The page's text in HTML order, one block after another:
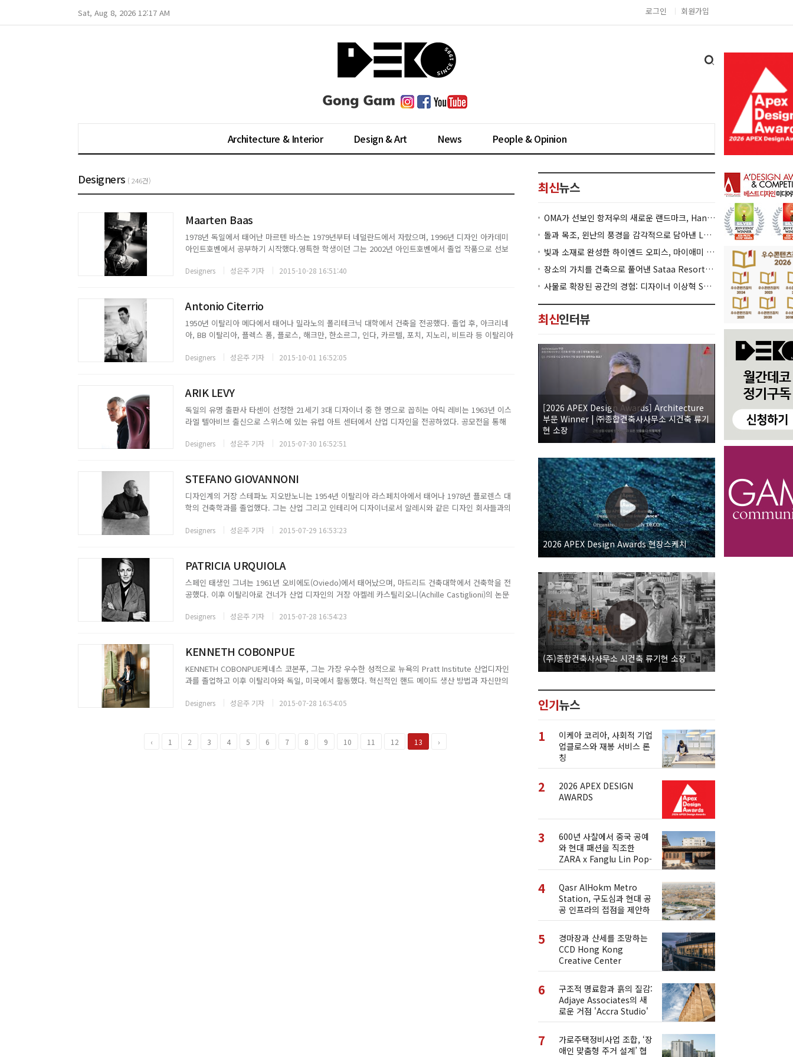
Sat, Aug 8, 2026 12:17 AM 로그인 회원가입
Architecture & Interior Design & Art News People & Opinion
Designers ( 246건)
Maarten Baas
1978년 독일에서 태어난 마르텐 바스는 1979년부터 네덜란드에서 자랐으며, 1996년 디자인 아카데미
아인트호벤에서 공부하기 시작했다.영특한 학생이던 그는 2002년 아인트호벤에서 졸업 작품으로 선보
다시 에폭시 코팅을 입혀 가구를 만들어 내는 방식으로...
Designers 성은주 기자 2015-10-28 16:51:40
Antonio Citerrio
1950년 이탈리아 메다에서 태어나 밀라노의 폴리테크닉 대학에서 건축을 전공했다. 졸업 후, 아크리네
아, BB 이탈리아, 플렉스 폼, 플로스, 해크만, 한소르그, 인다, 카르텔, 포치, 지노리, 비트라 등 이탈리아
다. 1987년부터 1996년까지 테리 드완...
Designers 성은주 기자 2015-10-01 16:52:05
ARIK LEVY
독일의 유명 출판사 타센이 선정한 21세기 3대 디자이너 중 한 명으로 꼽히는 아릭 레비는 1963년 이스
라엘 텔아비브 출신으로 스위스에 있는 유럽 아트 센터에서 산업 디자인을 전공하였다. 공모전을 통해
라 무대, 현대 무용 등의 다양한 분야에서 예술성을 발휘...
Designers 성은주 기자 2015-07-30 16:52:51
STEFANO GIOVANNONI
디자인계의 거장 스테파노 지오반노니는 1954년 이탈리아 라스페치아에서 태어나 1978년 플로렌스 대
학의 건축학과를 졸업했다. 그는 산업 그리고 인테리어 디자이너로서 알레시와 같은 디자인 회사들과의
로 산업 디자이너로서 명성을 쌓기 시작한 그는 여러 국제 ...
Designers 성은주 기자 2015-07-29 16:53:23
PATRICIA URQUIOLA
스페인 태생인 그녀는 1961년 오비에도(Oviedo)에서 태어났으며, 마드리드 건축대학에서 건축학을 전
공했다. 이후 이탈리아로 건너가 산업 디자인의 거장 아켈레 카스틸리오니(Achille Castiglioni)의 논문
(Achille Castiglio...
Designers 성은주 기자 2015-07-28 16:54:23
KENNETH COBONPUE
KENNETH COBONPUE케네스 코본푸, 그는 가장 우수한 성적으로 뉴욕의 Pratt Institute 산업디자인
과를 졸업하고 이후 이탈리아와 독일, 미국에서 활동했다. 혁신적인 핸드 메이드 생산 방법과 자신만의
고객임은 세계적으로 알려져 있다. 20...
Designers 성은주 기자 2015-07-28 16:54:05
‹ 1 2 3 4 5 6 7 8 9 10 11 12 13 ›
최신뉴스
OMA가 선보인 항저우의 새로운 랜드마크, Hangzhou Prism
돌과 목조, 윈난의 풍경을 감각적으로 담아낸 Lan Bistro Yunnan Restaurant
빛과 소재로 완성한 하이엔드 오피스, 마이애미 830 Brickell
장소의 가치를 건축으로 풀어낸 Sataa Resort Nan
사물로 확장된 공간의 경험: 디자이너 이상혁 SANGHYEOK LEE
최신인터뷰
[2026 APEX Design Awards] Architecture
부문 Winner | ㈜종합건축사사무소 시건축 류기
현 소장
2026 APEX Design Awards 현장스케치
(주)종합건축사사무소 시건축 류기현 소장
인기뉴스
1
이케아 코리아, 사회적 기업
업클로스와 재봉 서비스 론
칭
2
2026 APEX DESIGN
AWARDS
3
600년 사찰에서 중국 공예
와 현대 패션을 직조한
ZARA x Fanglu Lin Pop-
Up
4
Qasr AlHokm Metro
Station, 구도심과 현대 공
공 인프라의 접점을 제안하
다
5
경마장과 산세를 조망하는
CCD Hong Kong
Creative Center
6
구조적 명료함과 흙의 질감:
Adjaye Associates의 새
로운 거점 'Accra Studio'
7
가로주택정비사업 조합, ‘장
애인 맞춤형 주거 설계’ 협